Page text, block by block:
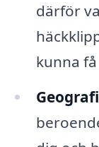
därför
kunna